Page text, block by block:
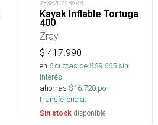
23382026BARB
Kayak Inflable Tortuga
400
Zray
$ 417.990
en 6cuotas de $69.665sin
interés
ahorras $16.720 por
transferencia.
Sin stock disponible